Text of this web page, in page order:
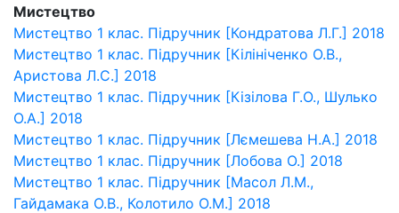
Мистецтво
Мистецтво 1 клас. Підручник [Кондратова Л.Г.] 2018
Мистецтво 1 клас. Підручник [Кілініченко О.В.,
Аристова Л.С.] 2018
Мистецтво 1 клас. Підручник [Кізілова Г.О., Шулько
О.А.] 2018
Мистецтво 1 клас. Підручник [Лємешева Н.А.] 2018
Мистецтво 1 клас. Підручник [Лобова О.] 2018
Мистецтво 1 клас. Підручник [Масол Л.М.,
Гайдамака О.В., Колотило О.М.] 2018